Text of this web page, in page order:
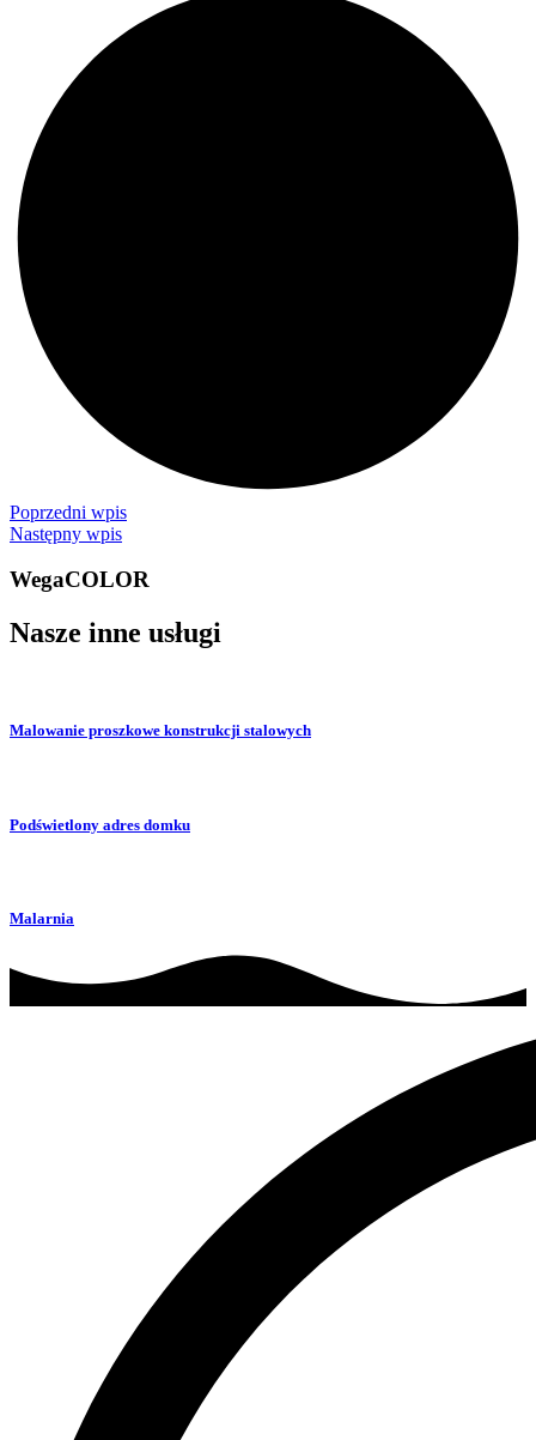
Poprzedni wpis
Następny wpis
WegaCOLOR
Nasze inne usługi
Malowanie proszkowe konstrukcji stalowych
Podświetlony adres domku
Malarnia